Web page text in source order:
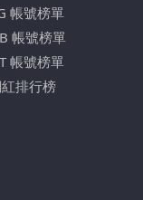
帳號榜單
帳號榜單
帳號榜單
排行榜